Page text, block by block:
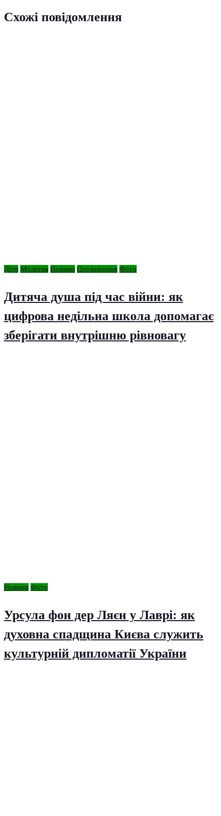
Схожі повідомлення
Діти Молитва Новини Оголошення Фото
Дитяча душа під час війни: як
цифрова недільна школа допомагає
зберігати внутрішню рівновагу
Новини Фото
Урсула фон дер Ляєн у Лаврі: як
духовна спадщина Києва служить
культурній дипломатії України